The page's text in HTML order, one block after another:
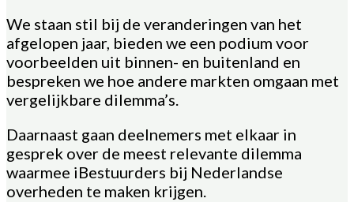
We staan stil bij de veranderingen van het
afgelopen jaar, bieden we een podium voor
voorbeelden uit binnen- en buitenland en
bespreken we hoe andere markten omgaan met
vergelijkbare dilemma’s.
Daarnaast gaan deelnemers met elkaar in
gesprek over de meest relevante dilemma
waarmee iBestuurders bij Nederlandse
overheden te maken krijgen.